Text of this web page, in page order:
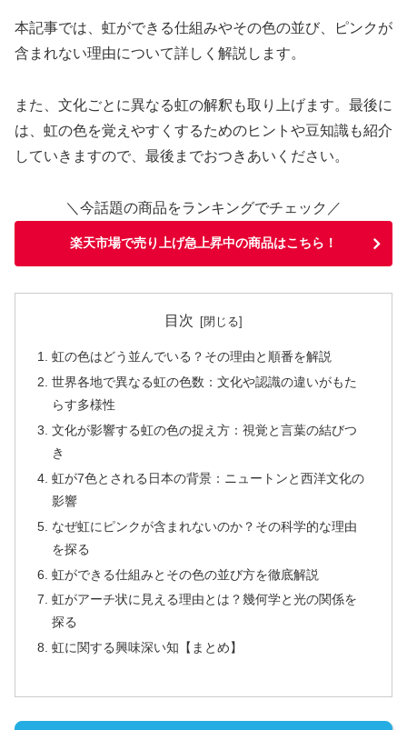
本記事では、虹ができる仕組みやその色の並び、ピンクが
含まれない理由について詳しく解説します。
また、文化ごとに異なる虹の解釈も取り上げます。最後に
は、虹の色を覚えやすくするためのヒントや豆知識も紹介
していきますので、最後までおつきあいください。
＼今話題の商品をランキングでチェック／
楽天市場で売り上げ急上昇中の商品はこちら！
目次
虹の色はどう並んでいる？その理由と順番を解説
世界各地で異なる虹の色数：文化や認識の違いがもた
らす多様性
文化が影響する虹の色の捉え方：視覚と言葉の結びつ
き
虹が7色とされる日本の背景：ニュートンと西洋文化の
影響
なぜ虹にピンクが含まれないのか？その科学的な理由
を探る
虹ができる仕組みとその色の並び方を徹底解説
虹がアーチ状に見える理由とは？幾何学と光の関係を
探る
虹に関する興味深い知【まとめ】